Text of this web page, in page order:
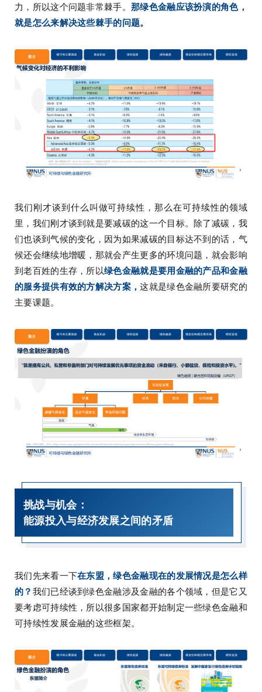
力，所以这个问题非常棘手。 那绿色金融应该扮演的角色，
就是怎么来解决这些棘手的问题。
我们刚才谈到什么叫做可持续性，那么在可持续性的领域
里，我们刚才谈到就是要减碳的这一个目标。除了减碳，我
们也谈到气候的变化，因为如果减碳的目标达不到的话，气
候还会继续地增暖，那就会产生更多的环境问题，就会影响
到老百姓的生存，所以绿色金融就是要用金融的产品和金融
的服务提供有效的方解决方案，这就是绿色金融所要研究的
主要课题。
挑战与机会：
能源投入与经济发展之间的矛盾
我们先来看一下在东盟，绿色金融现在的发展情况是怎么样
的？ 我们已经谈到绿色金融涉及金融的各个领域，但是它又
要考虑可持续性，所以很多国家都开始制定一些绿色金融和
可持续性发展金融的这些框架。